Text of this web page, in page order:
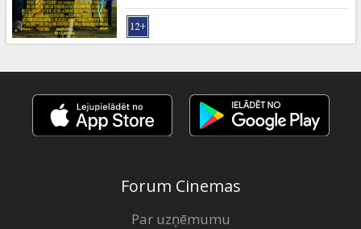
Uzkodas
B2B
Kino
Klubs
Forum Cinemas
Par uzņēmumu